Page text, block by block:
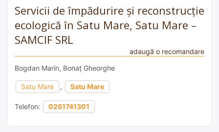
Servicii de împădurire și reconstrucție
ecologică în Satu Mare, Satu Mare –
SAMCIF SRL
adaugă o recomandare
Bogdan Marin, Bonaț Gheorghe
Satu Mare , Satu Mare
Telefon: 0261741301